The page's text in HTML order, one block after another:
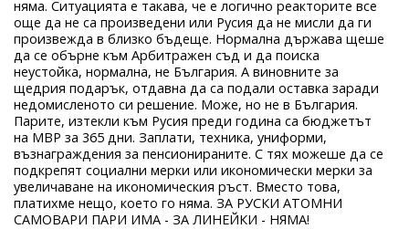
няма. Ситуацията е такава, че е логично реакторите все
още да не са произведени или Русия да не мисли да ги
произвежда в близко бъдеще. Нормална държава щеше
да се обърне към Арбитражен съд и да поиска
неустойка, нормална, не България. А виновните за
щедрия подарък, отдавна да са подали оставка заради
недомисленото си решение. Може, но не в България.
Парите, изтекли към Русия преди година са бюджетът
на МВР за 365 дни. Заплати, техника, униформи,
възнаграждения за пенсионираните. С тях можеше да се
подкрепят социални мерки или икономически мерки за
увеличаване на икономическия ръст. Вместо това,
платихме нещо, което го няма. ЗА РУСКИ АТОМНИ
САМОВАРИ ПАРИ ИМА - ЗА ЛИНЕЙКИ - НЯМА!